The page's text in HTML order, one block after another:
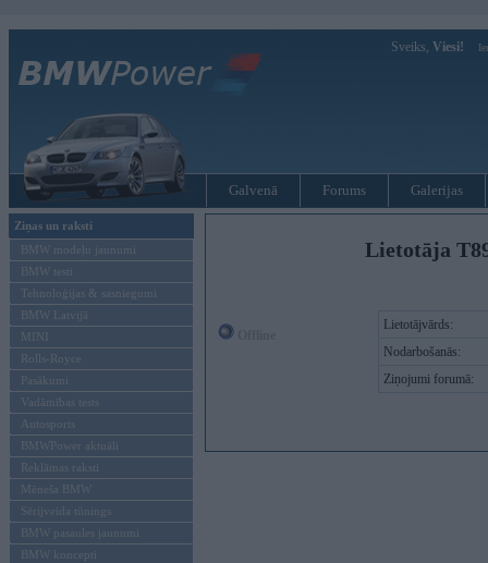
Sveiks, Viesi!
Galvenā Forums Galerijas
Ziņas un raksti
BMW modeļu jaunumi
BMW testi
Tehnoloģijas & sasniegumi
BMW Latvijā
MINI
Rolls-Royce
Pasākumi
Vadāmības tests
Autosports
BMWPower aktuāli
Reklāmas raksti
Mēneša BMW
Sērijveida tūnings
BMW pasaules jaunumi
BMW koncepti
Lietotāja
Lietotājvārds:
Nodarbošanās:
Ziņojumi forumā: